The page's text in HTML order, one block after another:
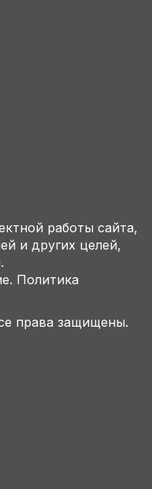
работы сайта,
и других целей,
Политика
права защищены.